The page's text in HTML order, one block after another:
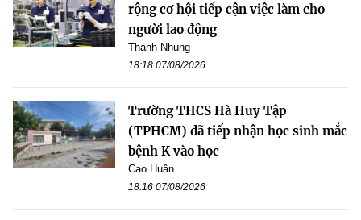
rộng cơ hội tiếp cận việc làm cho
người lao động
Thanh Nhung
18:18 07/08/2026
Trường THCS Hà Huy Tập
(TPHCM) đã tiếp nhận học sinh mắc
bệnh K vào học
Cao Huân
18:16 07/08/2026